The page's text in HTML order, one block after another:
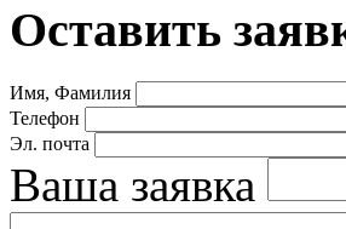
Оставить
Имя, Фамилия
Телефон
Эл. почта
Ваша заявка